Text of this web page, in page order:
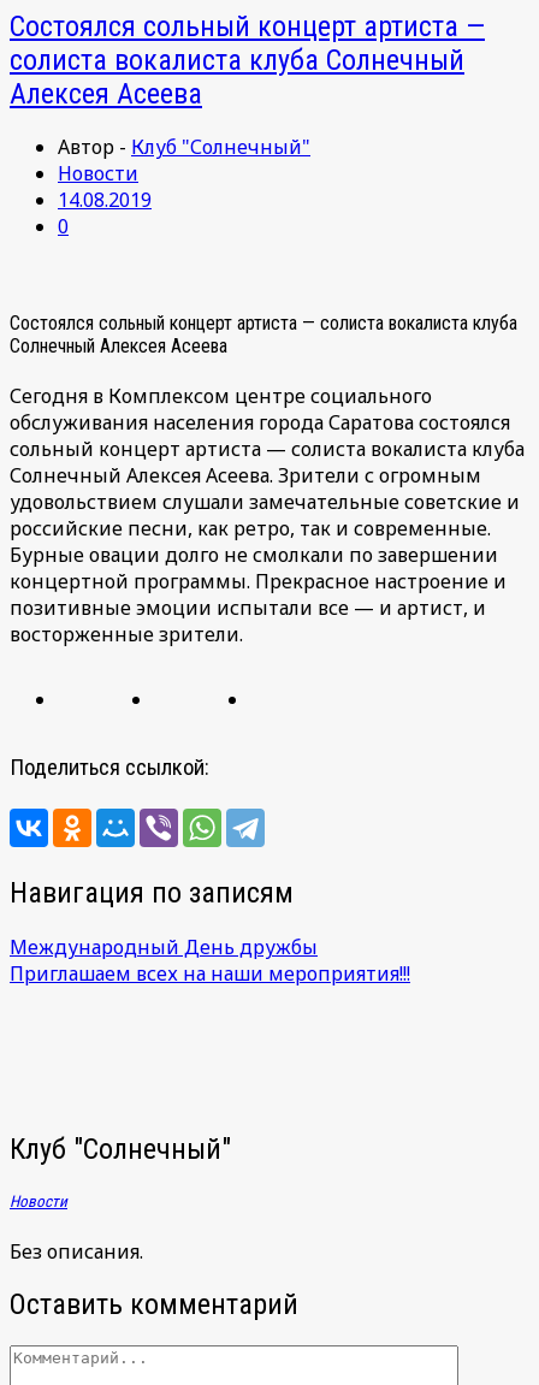
Состоялся сольный концерт артиста —
солиста вокалиста клуба Солнечный
Алексея Асеева
Автор - Клуб "Солнечный"
Новости
14.08.2019
0
Состоялся сольный концерт артиста — солиста вокалиста клуба
Солнечный Алексея Асеева
Сегодня в Комплексом центре социального
обслуживания населения города Саратова состоялся
сольный концерт артиста — солиста вокалиста клуба
Солнечный Алексея Асеева. Зрители с огромным
удовольствием слушали замечательные советские и
российские песни, как ретро, так и современные.
Бурные овации долго не смолкали по завершении
концертной программы. Прекрасное настроение и
позитивные эмоции испытали все — и артист, и
восторженные зрители.
Поделиться ссылкой:
Навигация по записям
Международный День дружбы
Приглашаем всех на наши мероприятия!!!
Клуб "Солнечный"
Новости
Без описания.
Оставить комментарий